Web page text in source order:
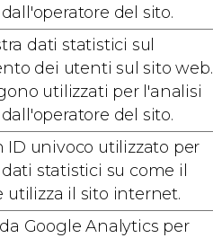
del sito.
dati statistici sul
dei utenti sul sito web.
utilizzati per l'analisi
del sito.
ID univoco utilizzato per
statistici su come il
utilizza il sito internet.
Google Analytics per